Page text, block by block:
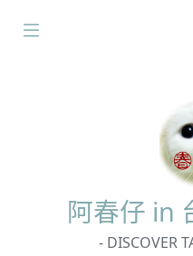
阿春仔 in
- DISCOVER